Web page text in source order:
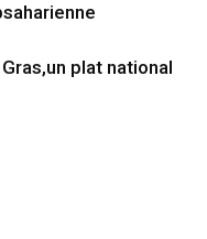
plat national